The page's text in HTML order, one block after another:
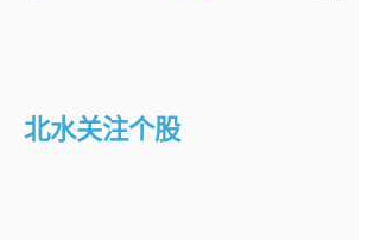
北水关注个股